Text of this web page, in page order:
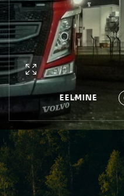
EELMINE